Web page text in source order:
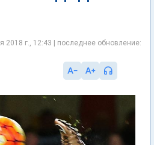
2018 г., 12:43 | последнее обновление: